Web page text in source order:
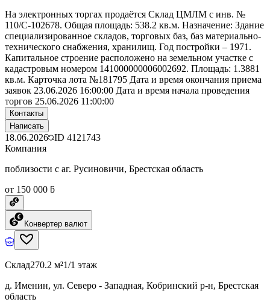
На электронных торгах продаётся Склад ЦМЛМ с инв. №
110/C-102678. Общая площадь: 538.2 кв.м. Назначение: Здание
специализированное складов, торговых баз, баз материально-
технического снабжения, хранилищ. Год постройки – 1971.
Капитальное строение расположено на земельном участке с
кадастровым номером 141000000006002692. Площадь: 1.3881
кв.м. Карточка лота №181795 Дата и время окончания приема
заявок 23.06.2026 16:00:00 Дата и время начала проведения
торгов 25.06.2026 11:00:00
Контакты
Написать
18.06.2026 ID 4121743
Компания
поблизости с аг. Русиновичи, Брестская область
от 150 000 ƃ
Конвертер валют
Склад270.2 м²1/1 этаж
д. Именин, ул. Северо - Западная, Кобринский р-н, Брестская
область